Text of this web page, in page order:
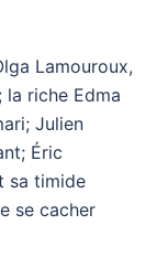
Lamouroux,
riche Edma
Julien
Éric
sa timide
se cacher